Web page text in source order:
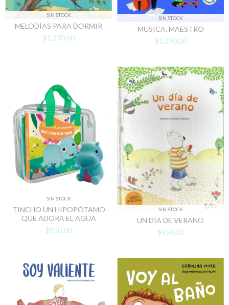
SIN STOCK
MELODÍAS PARA DORMIR
$1.270,00
SIN STOCK
MUSICA, MAESTRO
$1.270,00
SIN STOCK
TINCHO UN HIPOPÓTAMO
QUE ADORA EL AGUA
$950,00
SIN STOCK
UN DÍA DE VERANO
$950,00